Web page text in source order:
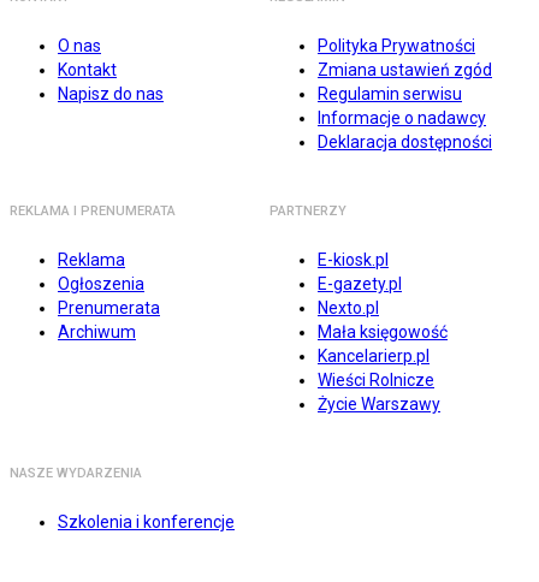
O nas
Kontakt
Napisz do nas
Polityka Prywatności
Zmiana ustawień zgód
Regulamin serwisu
Informacje o nadawcy
Deklaracja dostępności
REKLAMA I PRENUMERATA
Reklama
Ogłoszenia
Prenumerata
Archiwum
PARTNERZY
E-kiosk.pl
E-gazety.pl
Nexto.pl
Mała księgowość
Kancelarierp.pl
Wieści Rolnicze
Życie Warszawy
NASZE WYDARZENIA
Szkolenia i konferencje